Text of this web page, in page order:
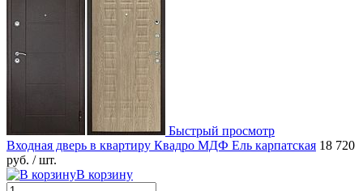
Быстрый просмотр
Входная дверь в квартиру Квадро МДФ Ель карпатская 18 720
руб. / шт.
В корзину